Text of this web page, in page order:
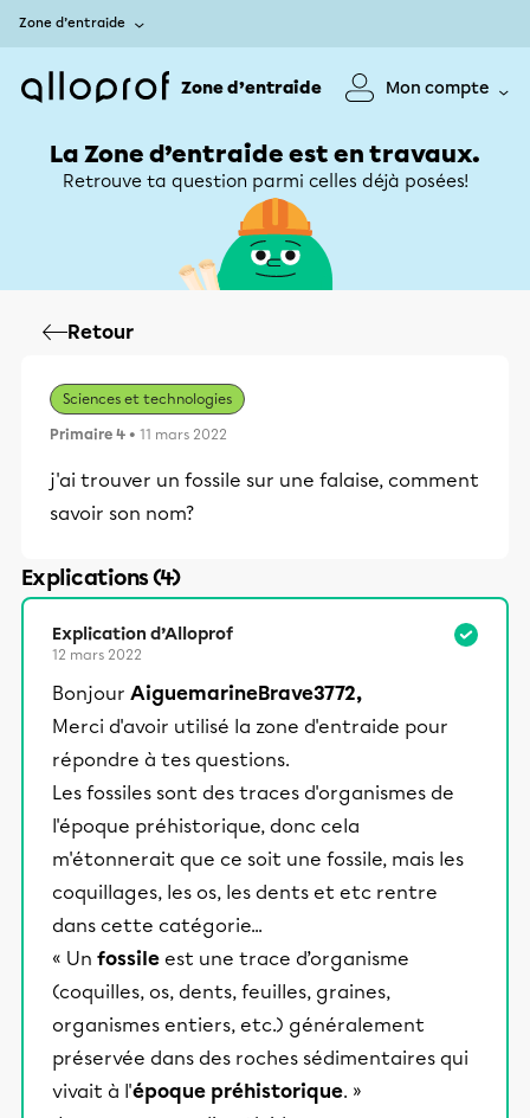
Zone d’entraide
Zone d’entraide Mon compte
La Zone d’entraide est en travaux.
Retrouve ta question parmi celles déjà posées!
Retour
Sciences et technologies
Primaire 4 • 11 mars 2022
j'ai trouver un fossile sur une falaise, comment
savoir son nom?
Explications (4)
Explication d’Alloprof
12 mars 2022
Bonjour AiguemarineBrave3772,
Merci d'avoir utilisé la zone d'entraide pour
répondre à tes questions.
Les fossiles sont des traces d'organismes de
l'époque préhistorique, donc cela
m'étonnerait que ce soit une fossile, mais les
coquillages, les os, les dents et etc rentre
dans cette catégorie...
« Un fossile est une trace d’organisme
(coquilles, os, dents, feuilles, graines,
organismes entiers, etc.) généralement
préservée dans des roches sédimentaires qui
vivait à l'époque préhistorique. »